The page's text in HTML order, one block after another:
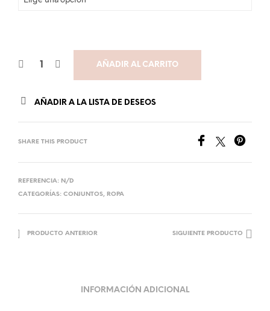
AÑADIR AL CARRITO
AÑADIR A LA LISTA DE DESEOS
SHARE THIS PRODUCT
REFERENCIA: N/D
CATEGORÍAS: CONJUNTOS, ROPA
PRODUCTO ANTERIOR SIGUIENTE PRODUCTO
INFORMACIÓN ADICIONAL